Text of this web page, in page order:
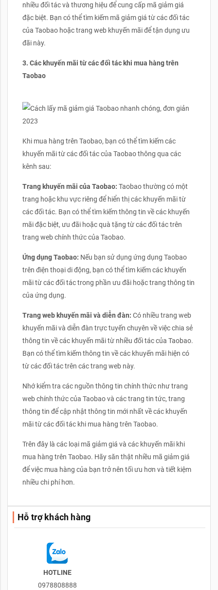
nhiều đối tác và thương hiệu để cung cấp mã giảm giá
đặc biệt. Bạn có thể tìm kiếm mã giảm giá từ các đối tác
của Taobao hoặc trang web khuyến mãi để tận dụng ưu
đãi này.
3. Các khuyến mãi từ các đối tác khi mua hàng trên
Taobao
Khi mua hàng trên Taobao, bạn có thể tìm kiếm các
khuyến mãi từ các đối tác của Taobao thông qua các
kênh sau:
Trang khuyến mãi của Taobao: Taobao thường có một
trang hoặc khu vực riêng để hiển thị các khuyến mãi từ
các đối tác. Bạn có thể tìm kiếm thông tin về các khuyến
mãi đặc biệt, ưu đãi hoặc quà tặng từ các đối tác trên
trang web chính thức của Taobao.
Ứng dụng Taobao: Nếu bạn sử dụng ứng dụng Taobao
trên điện thoại di động, bạn có thể tìm kiếm các khuyến
mãi từ các đối tác trong phần ưu đãi hoặc trang thông tin
của ứng dụng.
Trang web khuyến mãi và diễn đàn: Có nhiều trang web
khuyến mãi và diễn đàn trực tuyến chuyên về việc chia sẻ
thông tin về các khuyến mãi từ nhiều đối tác của Taobao.
Bạn có thể tìm kiếm thông tin về các khuyến mãi hiện có
từ các đối tác trên các trang web này.
Nhớ kiểm tra các nguồn thông tin chính thức như trang
web chính thức của Taobao và các trang tin tức, trang
thông tin để cập nhật thông tin mới nhất về các khuyến
mãi từ các đối tác khi mua hàng trên Taobao.
Trên đây là các loại mã giảm giá và các khuyến mãi khi
mua hàng trên Taobao. Hãy săn thật nhiều mã giảm giá
để việc mua hàng của bạn trở nên tối ưu hơn và tiết kiệm
nhiều chi phí hơn.
Hỗ trợ khách hàng
HOTLINE
0978808888